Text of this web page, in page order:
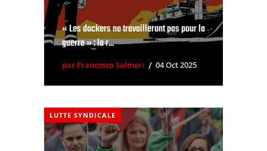
« Les dockers ne travailleront pas pour la
guerre » : la r...
par Francesco Salmeri 04 Oct 2025
LUTTE SYNDICALE